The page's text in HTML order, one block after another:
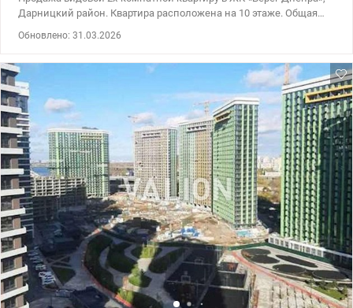
Дарницкий район. Квартира расположена на 10 этаже. Общая
собственный дизайн-проект. Из окон открывается красивый
панорамный вид на Днепр. Современный жилой комплекс с
ухоженной территорией, видеонаблюдением и комфортной
инфраструктурой. Рядом набережная для прогулок, зоны
отдыха, удобная транспортная развязка. Айпара Цена — 110 000
$. т. 0992733730 Valion.ua/1137354
Обновлено: 31.03.2026